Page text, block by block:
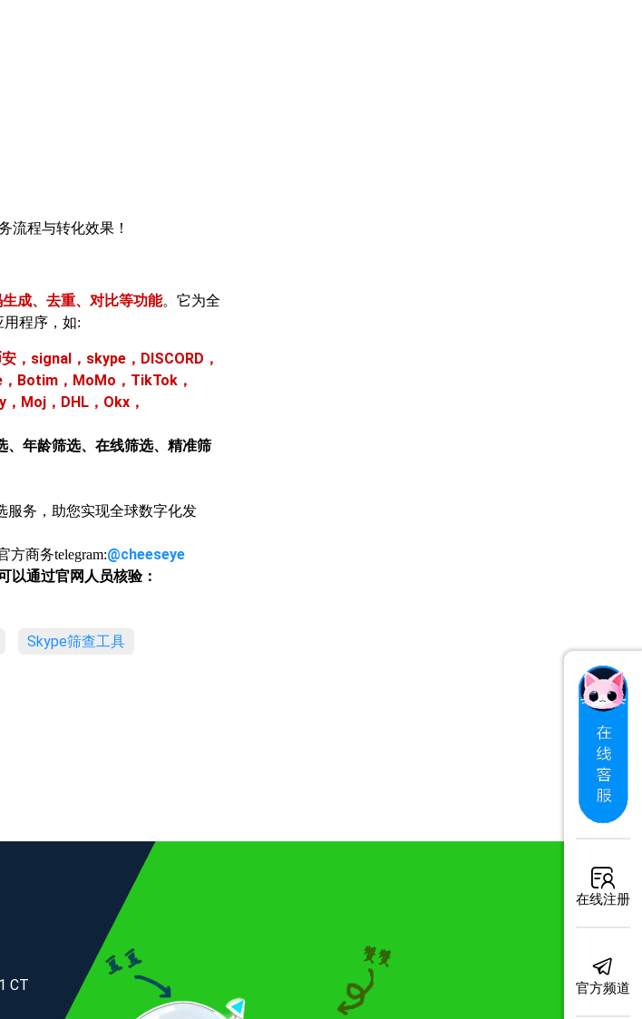
流程与转化效果！
成、去重、对比等功能。它为全
用程序，如:
signal，skype，DISCORD，
Botim，MoMo，TikTok，
Moj，DHL，Okx，
、年龄筛选、在线筛选、精准筛
服务，助您实现全球数字化发
方商务telegram:@cheeseye
以通过官网人员核验：
Skype筛查工具
CT
在线注册
官方频道